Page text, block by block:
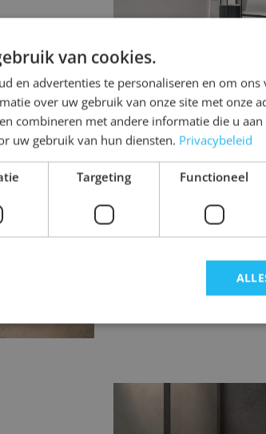
tegels om uw
van cookies.
en advertenties te personaliseren en om ons
over uw gebruik van onze site met onze
combineren met andere informatie die u
uw gebruik van hun diensten. Privacybeleid
Targeting Functioneel